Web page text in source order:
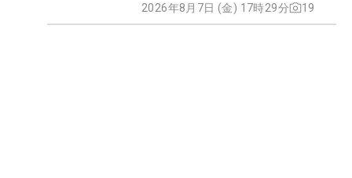
2026年8月7日 (金) 17時29分 19